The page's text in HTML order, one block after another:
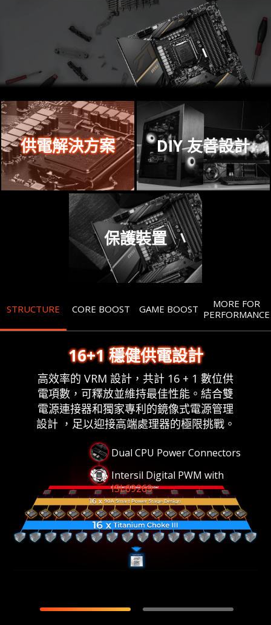
供電解決方案 DIY 友善設計
保護裝置
STRUCTURE CORE BOOST GAME BOOST
MORE FOR
PERFORMANCE
16+1 穩健供電設計
高效率的 VRM 設計，共計 16 + 1 數位供
電項數，可釋放並維持最佳性能。結合雙
電源連接器和獨家專利的鏡像式電源管理
設計 ，足以迎接高端處理器的極限挑戰。
Dual CPU Power Connectors
Intersil Digital PWM with
ISL69269